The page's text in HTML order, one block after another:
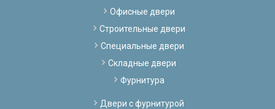
Офисные двери
Строительные двери
Специальные двери
Складные двери
Фурнитура
Двери с фурнитурой